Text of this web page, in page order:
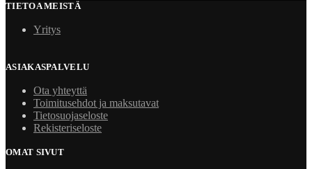
TIETOA MEISTÄ
Yritys
ASIAKASPALVELU
Ota yhteyttä
Toimitusehdot ja maksutavat
Tietosuojaseloste
Rekisteriseloste
OMAT SIVUT